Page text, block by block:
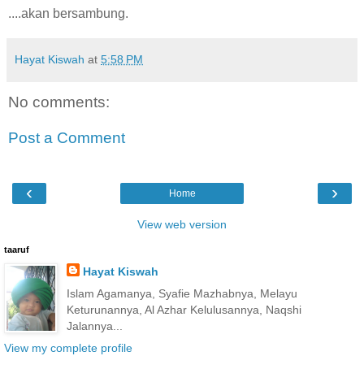
....akan bersambung.
Hayat Kiswah at 5:58 PM
No comments:
Post a Comment
‹ ›
Home
View web version
taaruf
Hayat Kiswah
Islam Agamanya, Syafie Mazhabnya, Melayu
Keturunannya, Al Azhar Kelulusannya, Naqshi
Jalannya...
View my complete profile